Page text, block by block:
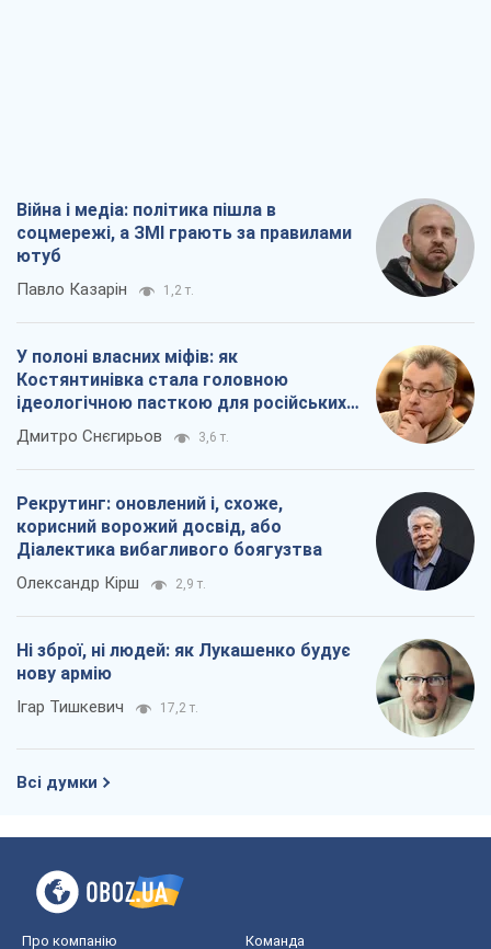
Війна і медіа: політика пішла в
соцмережі, а ЗМІ грають за правилами
ютуб
Павло Казарін 1,2 т.
У полоні власних міфів: як
Костянтинівка стала головною
ідеологічною пасткою для російських
окупантів
Дмитро Снєгирьов 3,6 т.
Рекрутинг: оновлений і, схоже,
корисний ворожий досвід, або
Діалектика вибагливого боягузтва
Олександр Кірш 2,9 т.
Ні зброї, ні людей: як Лукашенко будує
нову армію
Ігар Тишкевич 17,2 т.
Всі думки
Про компанію Команда